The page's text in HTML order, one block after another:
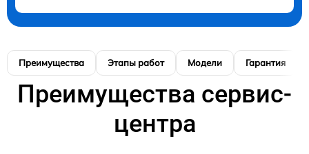
Преимущества Этапы работ Модели Гарантия
Преимущества сервис-
центра